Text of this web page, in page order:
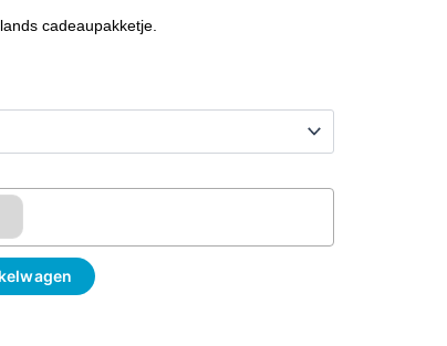
cadeaupakketje.